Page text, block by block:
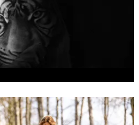
tatuerare. Läs om hans historia och